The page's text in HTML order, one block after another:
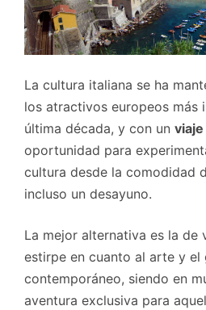
La cultura italiana se ha
los atractivos europeos más
última década, y con un viaje
oportunidad para
cultura desde la comodidad
incluso un desayuno.
La mejor alternativa es la de
estirpe en cuanto al arte y el
contemporáneo, siendo en
aventura exclusiva para